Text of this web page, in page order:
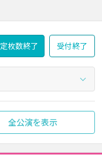
枚数終了 受付終了
全公演を表示